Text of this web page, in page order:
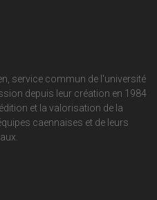
service commun de l'université
depuis leur création en 1984
et la valorisation de la
caennaises et de leurs